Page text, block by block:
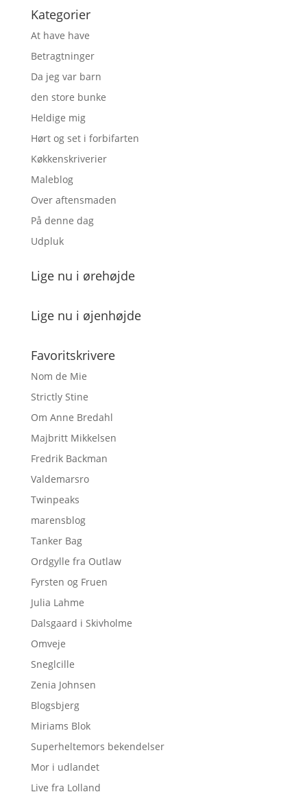
Kategorier
At have have
Betragtninger
Da jeg var barn
den store bunke
Heldige mig
Hørt og set i forbifarten
Køkkenskriverier
Maleblog
Over aftensmaden
På denne dag
Udpluk
Lige nu i ørehøjde
Lige nu i øjenhøjde
Favoritskrivere
Nom de Mie
Strictly Stine
Om Anne Bredahl
Majbritt Mikkelsen
Fredrik Backman
Valdemarsro
Twinpeaks
marensblog
Tanker Bag
Ordgylle fra Outlaw
Fyrsten og Fruen
Julia Lahme
Dalsgaard i Skivholme
Omveje
Sneglcille
Zenia Johnsen
Blogsbjerg
Miriams Blok
Superheltemors bekendelser
Mor i udlandet
Live fra Lolland